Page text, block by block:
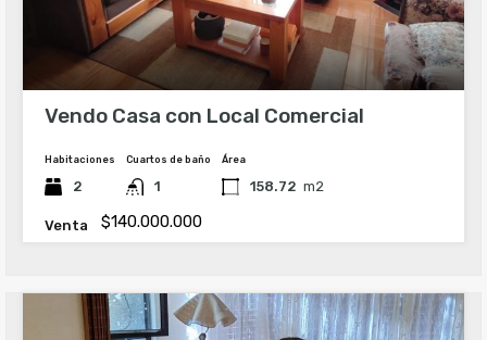
Vendo Casa con Local Comercial
Habitaciones
2
Cuartos de baño
1
Área
158.72 m2
Venta $140.000.000